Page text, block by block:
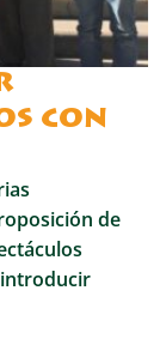
con
de
introducir